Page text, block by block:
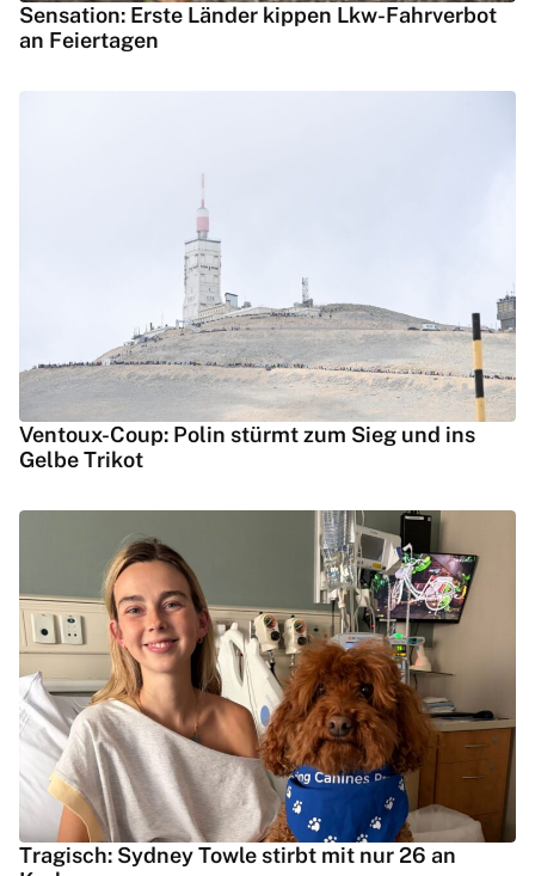
Sensation: Erste Länder kippen Lkw-Fahrverbot
an Feiertagen
Ventoux-Coup: Polin stürmt zum Sieg und ins
Gelbe Trikot
Tragisch: Sydney Towle stirbt mit nur 26 an